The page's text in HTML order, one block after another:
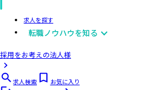
求人を探す
転職ノウハウを知る
採用をお考えの法人様
求人検索
お気に入り